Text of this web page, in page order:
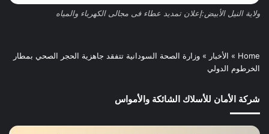
ولاية النيل الأبيض:إعلان تمديد عطاء فى مجالى الكهرباء والمياه
Home
» الأخبار » وزارة الصحة السودانية تتفقد جاهزية الحجر الصحي بمطار
الخرطوم الدولي
شركة الأمان للأسلاك الشائكة والأمواس